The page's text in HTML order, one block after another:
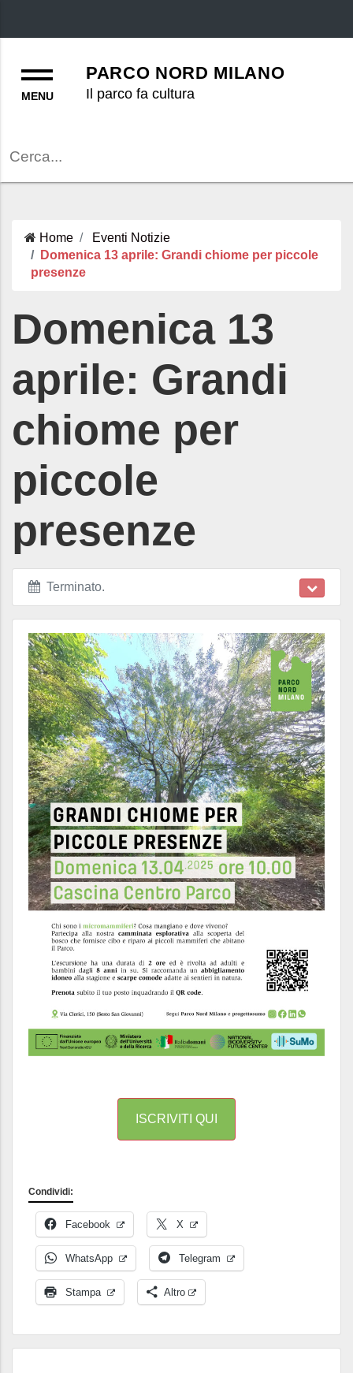
PARCO NORD MILANO
Il parco fa cultura
Home Eventi Notizie
Domenica 13 aprile: Grandi chiome per piccole
presenze
Domenica 13
aprile: Grandi
chiome per
piccole
presenze
Terminato.
ISCRIVITI QUI
Condividi:
Facebook X
WhatsApp Telegram
Stampa Altro